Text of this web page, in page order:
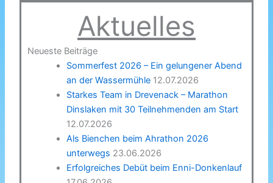
Aktuelles
Neueste Beiträge
Sommerfest 2026 – Ein gelungener Abend
an der Wassermühle 12.07.2026
Starkes Team in Drevenack – Marathon
Dinslaken mit 30 Teilnehmenden am Start
12.07.2026
Als Bienchen beim Ahrathon 2026
unterwegs 23.06.2026
Erfolgreiches Debüt beim Enni-Donkenlauf